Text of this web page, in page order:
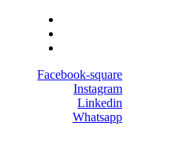
Facebook-square
Instagram
Linkedin
Whatsapp